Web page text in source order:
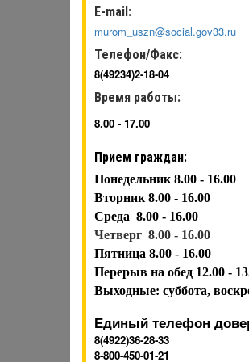
E-mail:
murom_uszn@social.gov33.ru
Телефон/Факс:
8(49234)2-18-04
Время работы:
8.00 - 17.00
Прием граждан:
Понедельник 8.00 - 16.00
Вторник 8.00 - 16.00
Среда 8.00 - 16.00
Четверг 8.00 - 16.00
Пятница 8.00 - 16.00
Перерыв на обед 12.00 -
Выходные: суббота,
Единый телефон
8(4922)36-28-33
8-800-450-01-21